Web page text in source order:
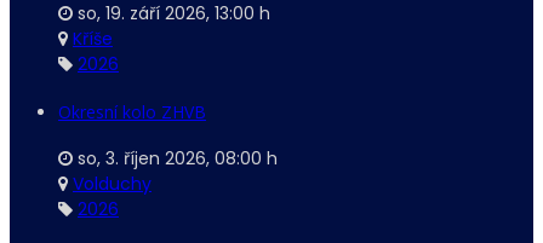
so, 19. září 2026, 13:00 h
Kříše
2026
Okresní kolo ZHVB
so, 3. říjen 2026, 08:00 h
Volduchy
2026